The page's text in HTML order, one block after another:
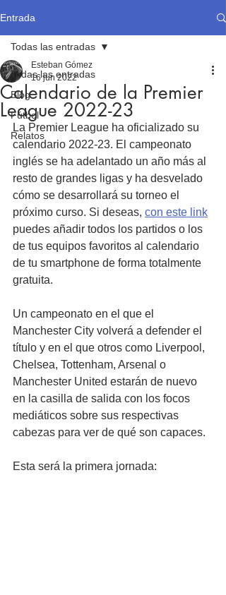
Entrada
Todas las entradas
Blog
Fútbol
Relatos
Todas las entradas
Calendario de la Premier
League 2022-23
Esteban Gómez
16 jun 2022
La Premier League ha oficializado su
calendario 2022-23. El campeonato
inglés se ha adelantado un año más al
resto de grandes ligas y ha desvelado
cómo se desarrollará su torneo el
próximo curso. Si deseas, con este link
puedes añadir todos los partidos o los
de tus equipos favoritos al calendario
de tu smartphone de forma totalmente
gratuita.
Un campeonato en el que el
Manchester City volverá a defender el
título y en el que otros como Liverpool,
Chelsea, Tottenham, Arsenal o
Manchester United estarán de nuevo
en la casilla de salida con los focos
mediáticos sobre sus respectivas
cabezas para ver de qué son capaces.
Esta será la primera jornada: